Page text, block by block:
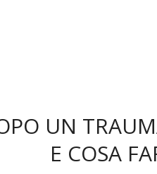
UN
E COSA